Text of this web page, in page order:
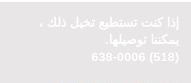
إذا كنت تستطيع تخيل ذلك ،
يمكننا توصيلها.
(518) 638-0006